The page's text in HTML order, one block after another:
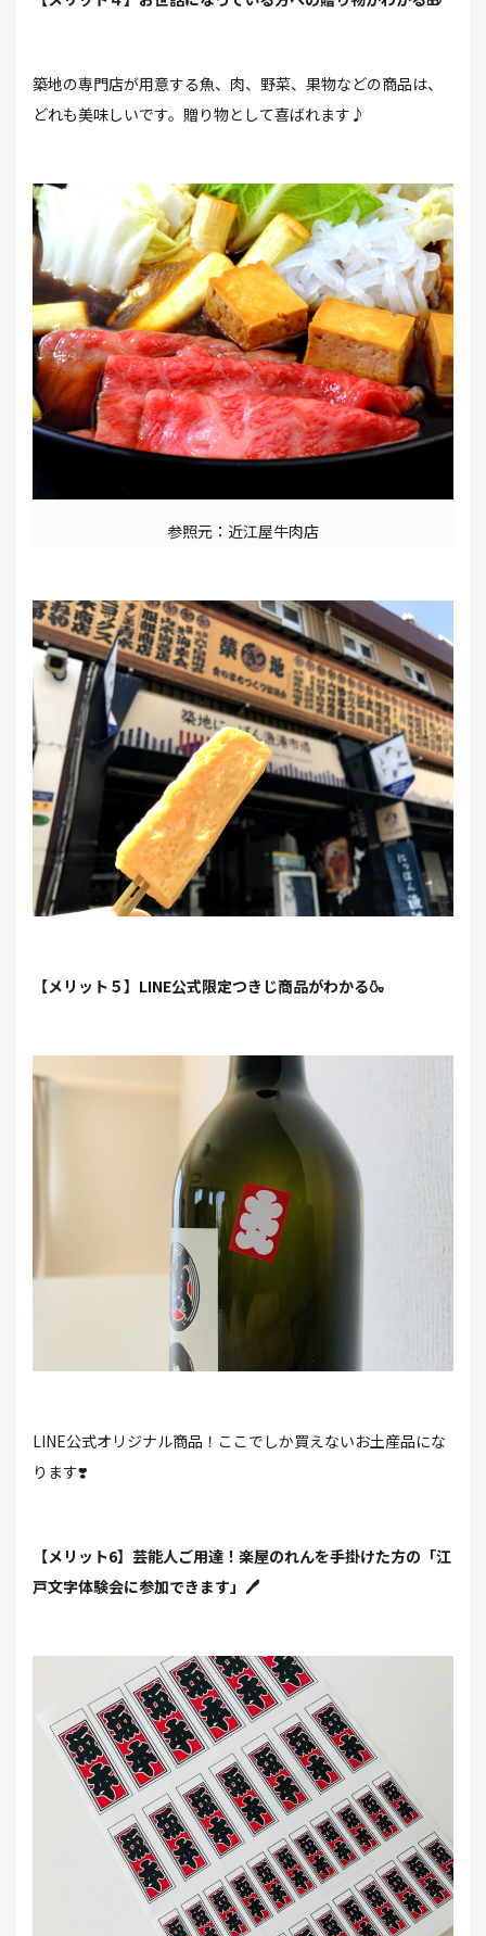
築地の専門店が用意する魚、肉、野菜、果物などの商品は、
どれも美味しいです。贈り物として喜ばれます♪
参照元：近江屋牛肉店
【メリット５】LINE公式限定つきじ商品がわかる🍶
LINE公式オリジナル商品！ここでしか買えないお土産品にな
ります❣️
【メリット6】芸能人ご用達！楽屋のれんを手掛けた方の「江
戸文字体験会に参加できます」🖊